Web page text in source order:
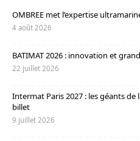
OMBREE met l’expertise
4 août 2026
BATIMAT 2026 : innovation et
22 juillet 2026
Intermat Paris 2027 : les géants
billet
9 juillet 2026